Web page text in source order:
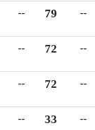
-- 79 --
-- 72 --
-- 72 --
-- 33 --